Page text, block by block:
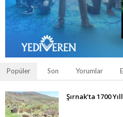
Popüler Son Yorumlar
Şırnak’ta 1700